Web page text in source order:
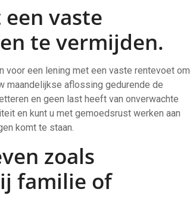
vaste
te vermijden.
voor een lening met een vaste rentevoet om
maandelijkse aflossing gedurende de
en geen last heeft van onverwachte
en kunt u met gemoedsrust werken aan
komt te staan.
zoals
familie of